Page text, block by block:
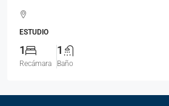
ESTUDIO
1
Recámara
1
Baño